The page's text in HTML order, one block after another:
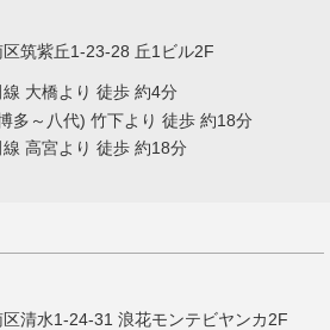
筑紫丘1-23-28 丘1ビル2F
大橋より 徒歩 約4分
多～八代) 竹下より 徒歩 約18分
高宮より 徒歩 約18分
清水1-24-31 浪花モンテビヤンカ2F